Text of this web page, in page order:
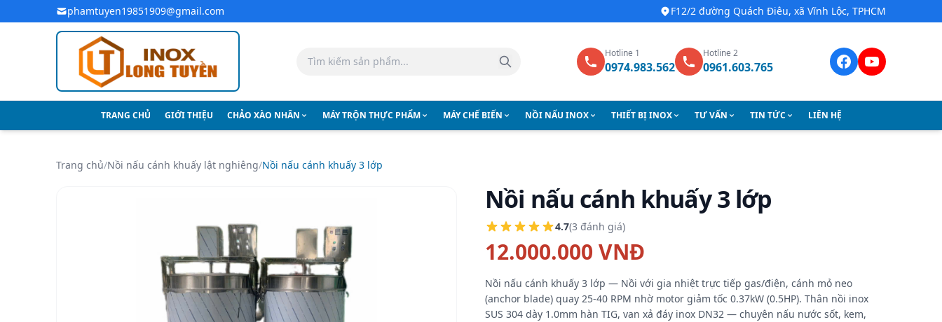
Bỏ qua đến nội dung chính
phamtuyen19851909@gmail.com F12/2 đường Quách Điêu, xã Vĩnh Lộc, TPHCM
Hotline 1
0974.983.562
Hotline 2
0961.603.765
TRANG CHỦ GIỚI THIỆU CHẢO XÀO NHÂN MÁY TRỘN THỰC PHẨM MÁY CHẾ BIẾN NỒI NẤU INOX THIẾT BỊ INOX TƯ VẤN TIN TỨC LIÊN HỆ
Trang chủ/Nồi nấu cánh khuấy lật nghiêng/Nồi nấu cánh khuấy 3 lớp
Nồi nấu cánh khuấy 3 lớp
4.7(3 đánh giá)
12.000.000 VNĐ
Nồi nấu cánh khuấy 3 lớp — Nồi với gia nhiệt trực tiếp gas/điện, cánh mỏ neo
(anchor blade) quay 25-40 RPM nhờ motor giảm tốc 0.37kW (0.5HP). Thân nồi inox
SUS 304 dày 1.0mm hàn TIG, van xả đáy inox DN32 — chuyên nấu nước sốt, kem,